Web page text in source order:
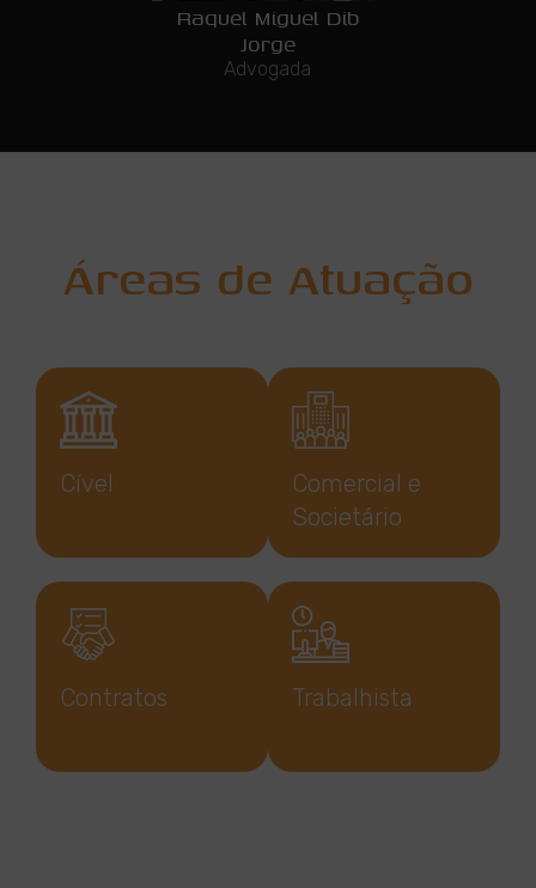
Raquel Miguel Dib
Jorge
Advogada
Áreas de Atuação
Cível
Comercial e
Societário
Contratos Trabalhista